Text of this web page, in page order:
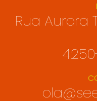
Rua Aurora